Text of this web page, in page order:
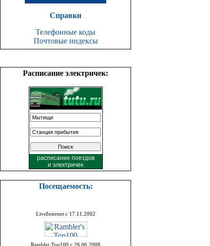
Справки
Телефонные коды
Почтовые индексы
Расписание электричек:
расписание поездов
и электричек
Посещаемость:
LiveInternet с 17.11.2002
Rambler Top100 с 26.06.2008